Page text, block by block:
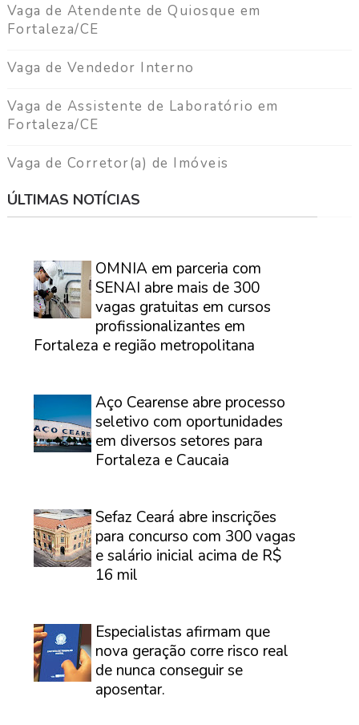
Vaga de Atendente de Quiosque em
Fortaleza/CE
Vaga de Vendedor Interno
Vaga de Assistente de Laboratório em
Fortaleza/CE
Vaga de Corretor(a) de Imóveis
ÚLTIMAS NOTÍCIAS
OMNIA em parceria com
SENAI abre mais de 300
vagas gratuitas em cursos
profissionalizantes em
Fortaleza e região metropolitana
Aço Cearense abre processo
seletivo com oportunidades
em diversos setores para
Fortaleza e Caucaia
Sefaz Ceará abre inscrições
para concurso com 300 vagas
e salário inicial acima de R$
16 mil
Especialistas afirmam que
nova geração corre risco real
de nunca conseguir se
aposentar.